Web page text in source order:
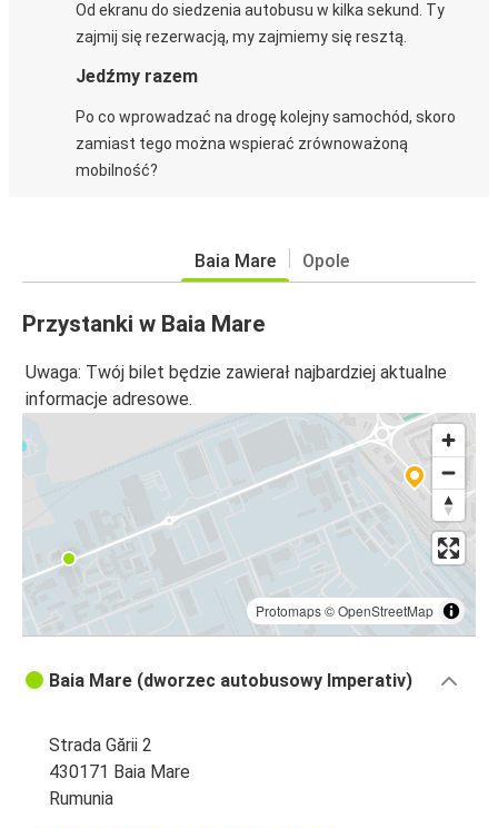
Od ekranu do siedzenia autobusu w kilka sekund. Ty
zajmij się rezerwacją, my zajmiemy się resztą.
Jedźmy razem
Po co wprowadzać na drogę kolejny samochód, skoro
zamiast tego można wspierać zrównoważoną
mobilność?
Baia Mare Opole
Przystanki w Baia Mare
Uwaga: Twój bilet będzie zawierał najbardziej aktualne
informacje adresowe.
Protomaps©OpenStreetMap
Baia Mare (dworzec autobusowy Imperativ)
Strada Gării 2
430171 Baia Mare
Rumunia